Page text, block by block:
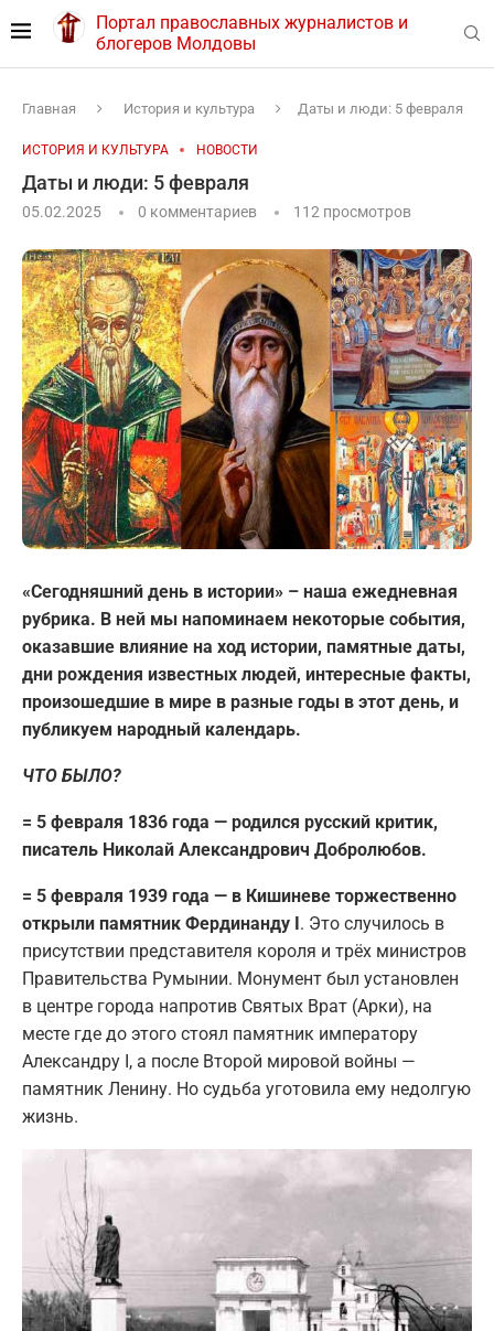
Портал православных журналистов и
блогеров Молдовы
Главная История и культура Даты и люди: 5 февраля
ИСТОРИЯ И КУЛЬТУРА НОВОСТИ
Даты и люди: 5 февраля
05.02.2025 0 комментариев 112 просмотров
«Сегодняшний день в истории» – наша ежедневная
рубрика. В ней мы напоминаем некоторые события,
оказавшие влияние на ход истории, памятные даты,
дни рождения известных людей, интересные факты,
произошедшие в мире в разные годы в этот день, и
публикуем народный календарь.
ЧТО БЫЛО?
= 5 февраля 1836 года — родился русский критик,
писатель Николай Александрович Добролюбов.
= 5 февраля 1939 года — в Кишиневе торжественно
открыли памятник Фердинанду I. Это случилось в
присутствии представителя короля и трёх министров
Правительства Румынии. Монумент был установлен
в центре города напротив Святых Врат (Арки), на
месте где до этого стоял памятник императору
Александру I, а после Второй мировой войны —
памятник Ленину. Но судьба уготовила ему недолгую
жизнь.